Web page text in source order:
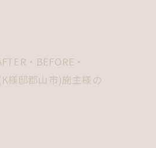
・BEFORE・
様邸郡山市)施主様の